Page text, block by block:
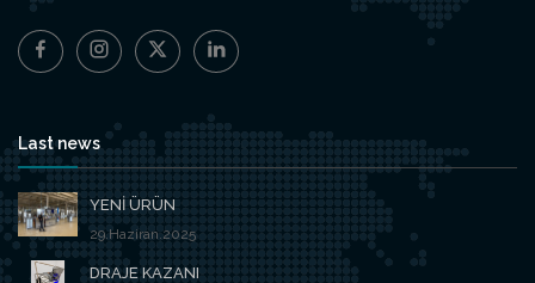
Last news
YENİ ÜRÜN
29.Haziran.2025
DRAJE KAZANI